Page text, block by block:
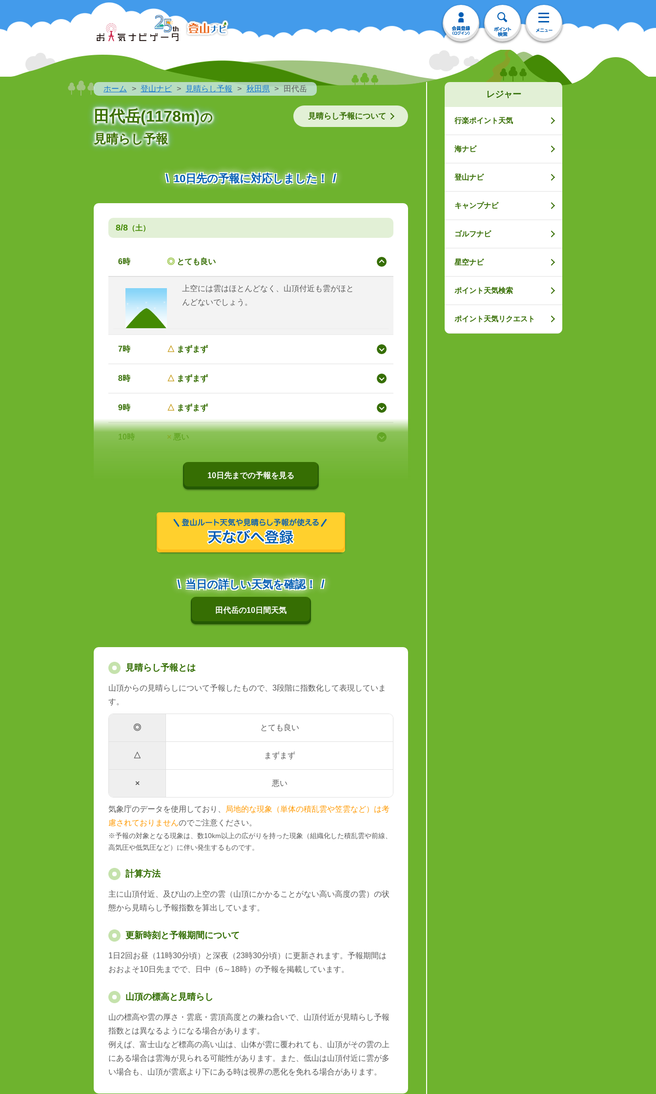
ホーム 登山ナビ 見晴らし予報 秋田県 田代岳
田代岳(1178m)の
見晴らし予報
見晴らし予報について
10日先の予報に対応しました！
8/8 （土）
6時 ◎ とても良い
上空には雲はほとんどなく、山頂付近も雲がほと
んどないでしょう。
7時 △ まずまず
8時 △ まずまず
9時 △ まずまず
10時 × 悪い
10日先までの予報を見る
当日の詳しい天気を確認！
田代岳の10日間天気
見晴らし予報とは
山頂からの見晴らしについて予報したもので、3段階に指数化して表現していま
す。
◎ とても良い
△ まずまず
× 悪い
気象庁のデータを使用しており、
局地的な現象（単体の積乱雲や笠雲など）は考
慮されておりませんのでご注意ください。
※予報の対象となる現象は、数10km以上の広がりを持った現象（組織化した積乱雲や前線、
高気圧や低気圧など）に伴い発生するものです。
計算方法
主に山頂付近、及び山の上空の雲（山頂にかかることがない高い高度の雲）の状
態から見晴らし予報指数を算出しています。
更新時刻と予報期間について
1日2回お昼（11時30分頃）と深夜（23時30分頃）に更新されます。予報期間は
おおよそ10日先までで、日中（6～18時）の予報を掲載しています。
山頂の標高と見晴らし
山の標高や雲の厚さ・雲底・雲頂高度との兼ね合いで、山頂付近が見晴らし予報
指数とは異なるようになる場合があります。
例えば、富士山など標高の高い山は、山体が雲に覆われても、山頂がその雲の上
にある場合は雲海が見られる可能性があります。また、低山は山頂付近に雲が多
い場合も、山頂が雲底より下にある時は視界の悪化を免れる場合があります。
レジャー
行楽ポイント天気
海ナビ
登山ナビ
キャンプナビ
ゴルフナビ
星空ナビ
ポイント天気検索
ポイント天気リクエスト